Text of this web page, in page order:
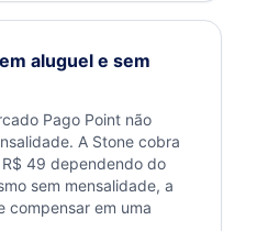
aluguel e sem
Pago Point não
A Stone cobra
49 dependendo do
sem mensalidade, a
compensar em uma